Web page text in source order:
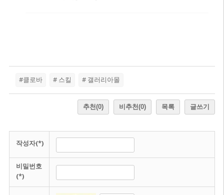
#클로바 # 스킬 # 갤러리아몰
추천(0) 비추천(0) 목록 글쓰기
작성자(*)
비밀번호
(*)